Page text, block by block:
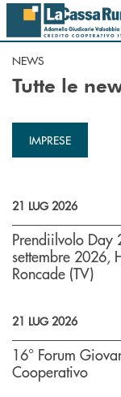
Salta al contenuto
NEWS
Tutte le
IMPRESE
21 LUG 2026
Prendiilvolo
settembre 2026,
Roncade (TV)
21 LUG 2026
16° Forum
Cooperativo